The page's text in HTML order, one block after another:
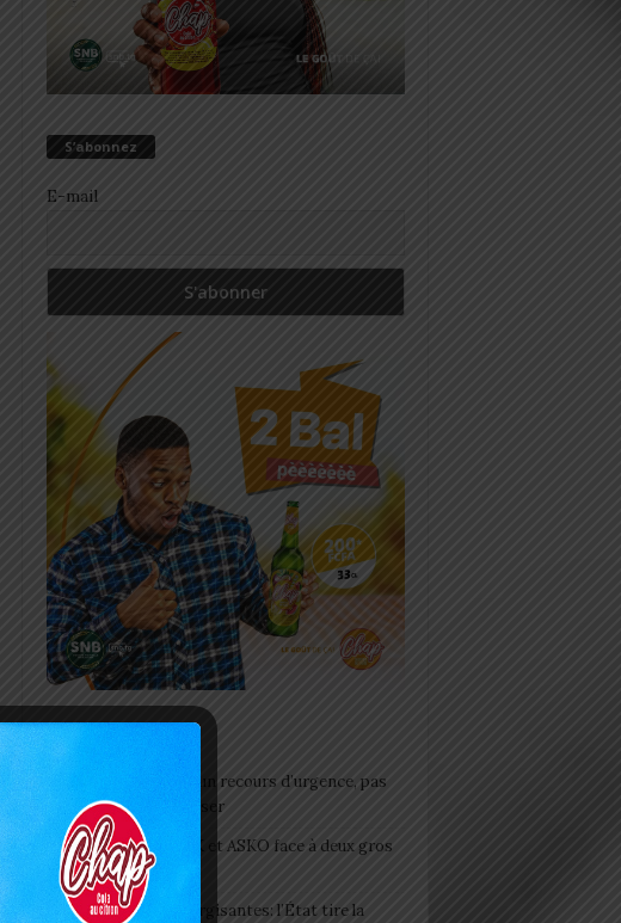
S’abonnez
E-mail
Articles récents
Pilule du lendemain : un recours d’urgence, pas
une habitude à banaliser
Interclubs CAF: ASCK et ASKO face à deux gros
morceaux
Togo/ Boissons énergisantes: l’État tire la